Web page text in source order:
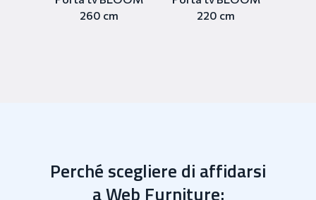
260 cm
220 cm
Perché scegliere di affidarsi
a Web Furniture: